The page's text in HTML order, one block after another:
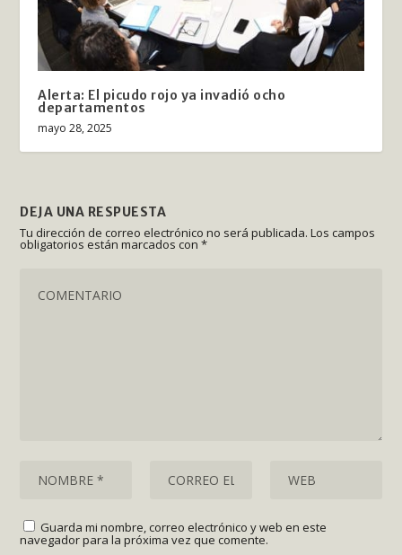
Alerta: El picudo rojo ya invadió ocho
departamentos
mayo 28, 2025
DEJA UNA RESPUESTA
Tu dirección de correo electrónico no será publicada. Los campos
obligatorios están marcados con*
Guarda mi nombre, correo electrónico y web en este
navegador para la próxima vez que comente.